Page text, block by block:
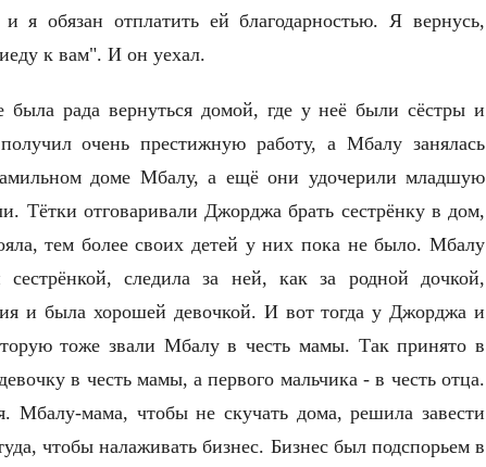
обязан отплатить ей благодарностью. Я вернусь,
к вам". И он уехал.
рада вернуться домой, где у неё были сёстры и
очень престижную работу, а Мбалу занялась
доме Мбалу, а ещё они удочерили младшую
Тётки отговаривали Джорджа брать сестрёнку в дом,
тем более своих детей у них пока не было. Мбалу
следила за ней, как за родной дочкой,
и была хорошей девочкой. И вот тогда у Джорджа и
тоже звали Мбалу в честь мамы. Так принято в
в честь мамы, а первого мальчика - в честь отца.
мама, чтобы не скучать дома, решила завести
чтобы налаживать бизнес. Бизнес был подспорьем в